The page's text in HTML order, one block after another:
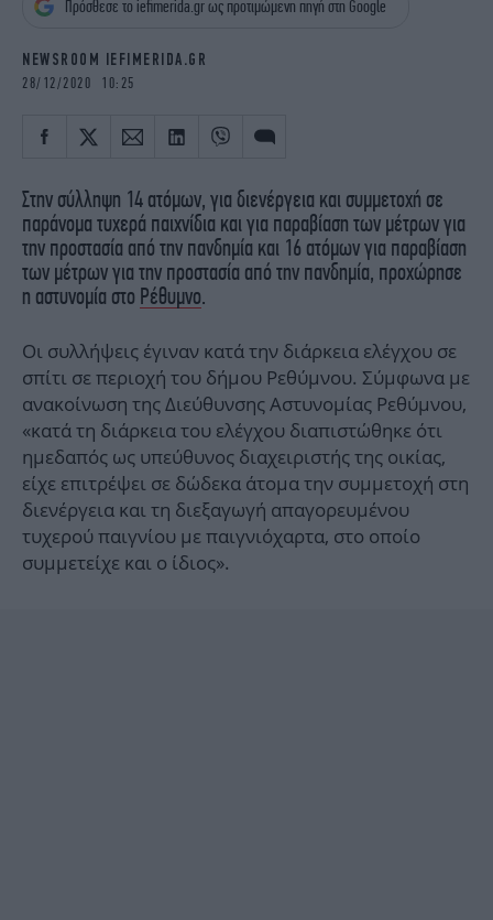
iBOOKS
ΖΩΔΙΑ
MEDIA
NEWSLETTER
Πρόσθεσε το iefimerida.gr ως προτιμώμενη πηγή στη Google
NEWSROOM IEFIMERIDA.GR
28/12/2020 10:25
Στην σύλληψη 14 ατόμων, για διενέργεια και συμμετοχή σε
παράνομα τυχερά παιχνίδια και για παραβίαση των μέτρων για
την προστασία από την πανδημία και 16 ατόμων για παραβίαση
των μέτρων για την προστασία από την πανδημία, προχώρησε
η αστυνομία στο Ρέθυμνο.
Οι συλλήψεις έγιναν κατά την διάρκεια ελέγχου σε
σπίτι σε περιοχή του δήμου Ρεθύμνου. Σύμφωνα με
ανακοίνωση της Διεύθυνσης Αστυνομίας Ρεθύμνου,
«κατά τη διάρκεια του ελέγχου διαπιστώθηκε ότι
ημεδαπός ως υπεύθυνος διαχειριστής της οικίας,
είχε επιτρέψει σε δώδεκα άτομα την συμμετοχή στη
διενέργεια και τη διεξαγωγή απαγορευμένου
τυχερού παιγνίου με παιγνιόχαρτα, στο οποίο
συμμετείχε και ο ίδιος».